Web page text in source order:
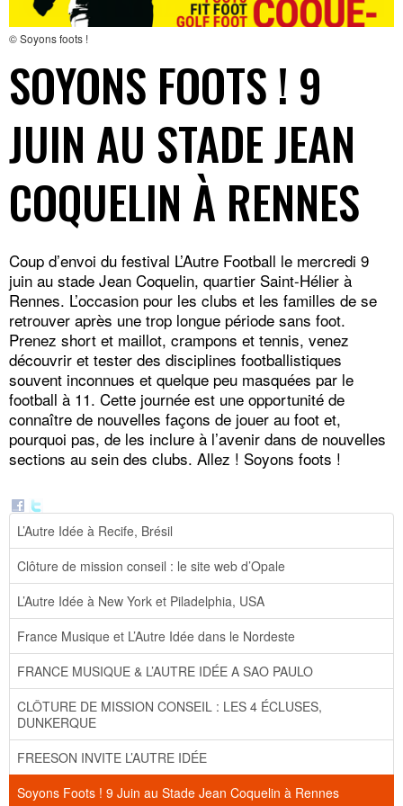
© Soyons foots !
SOYONS FOOTS ! 9
JUIN AU STADE JEAN
COQUELIN À RENNES
Coup d’envoi du festival L’Autre Football le mercredi 9
juin au stade Jean Coquelin, quartier Saint-Hélier à
Rennes. L’occasion pour les clubs et les familles de se
retrouver après une trop longue période sans foot.
Prenez short et maillot, crampons et tennis, venez
découvrir et tester des disciplines footballistiques
souvent inconnues et quelque peu masquées par le
football à 11. Cette journée est une opportunité de
connaître de nouvelles façons de jouer au foot et,
pourquoi pas, de les inclure à l’avenir dans de nouvelles
sections au sein des clubs. Allez ! Soyons foots !
L’Autre Idée à Recife, Brésil
Clôture de mission conseil : le site web d’Opale
L’Autre Idée à New York et Piladelphia, USA
France Musique et L’Autre Idée dans le Nordeste
FRANCE MUSIQUE & L’AUTRE IDÉE A SAO PAULO
CLÔTURE DE MISSION CONSEIL : LES 4 ÉCLUSES,
DUNKERQUE
FREESON INVITE L’AUTRE IDÉE
Soyons Foots ! 9 Juin au Stade Jean Coquelin à Rennes